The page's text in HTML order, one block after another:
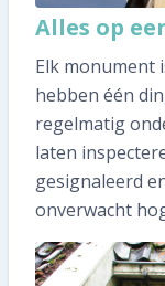
Alles op
Elk monument
hebben één
regelmatig
laten
gesignaleerd
onverwacht